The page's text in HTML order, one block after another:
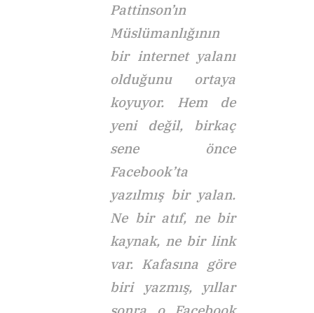
Pattinson’ın
Müslümanlığının
bir internet yalanı
olduğunu ortaya
koyuyor. Hem de
yeni değil, birkaç
sene önce
Facebook’ta
yazılmış bir yalan.
Ne bir atıf, ne bir
kaynak, ne bir link
var. Kafasına göre
biri yazmış, yıllar